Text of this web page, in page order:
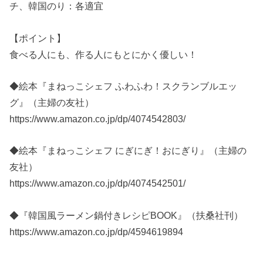
チ、韓国のり：各適宜
【ポイント】
食べる人にも、作る人にもとにかく優しい！
◆絵本『まねっこシェフ ふわふわ！スクランブルエッ
グ』（主婦の友社）
https://www.amazon.co.jp/dp/4074542803/
◆絵本『まねっこシェフ にぎにぎ！おにぎり』（主婦の
友社）
https://www.amazon.co.jp/dp/4074542501/
◆『韓国風ラーメン鍋付きレシピBOOK』（扶桑社刊）
https://www.amazon.co.jp/dp/4594619894